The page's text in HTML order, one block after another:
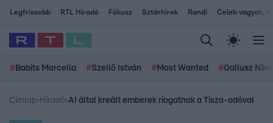
Legfrissebb RTL Híradó Fókusz Sztárhírek Randi Celeb vagyok,
# Babits Marcella #Szellő István # Most Wanted #Gallusz
Címlap› Híradó›AI által kreált emberek riogatnak a Tisza-adóval